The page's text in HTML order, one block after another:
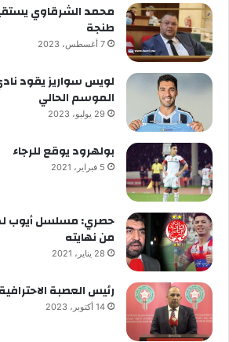
محمد الشرقاوي
طنجة
7 أغسطس، 2023
لويس سواريز يقود
الموسم الحالي
29 يوليو، 2023
بولهرود يوقع للرجاء
5 فبراير، 2021
حصري: مسلسل أيوب
من نهايته
28 يناير، 2021
رئيس العصبة
14 أكتوبر، 2023